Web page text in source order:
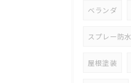
ベランダ
スプレー防水
屋根塗装